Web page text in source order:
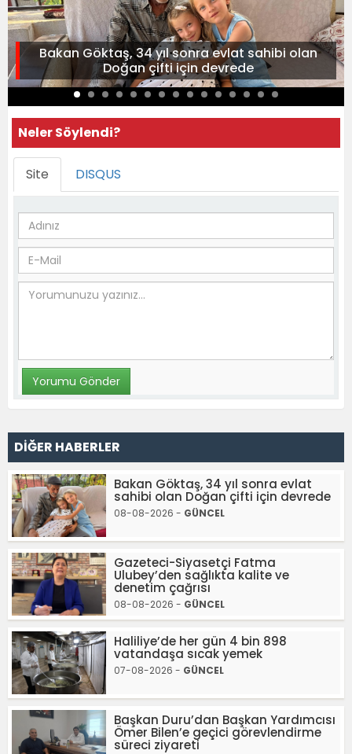
Bakan Göktaş, 34 yıl sonra evlat sahibi olan
Doğan çifti için devrede
Neler Söylendi?
Site DISQUS
DİĞER HABERLER
Bakan Göktaş, 34 yıl sonra evlat
sahibi olan Doğan çifti için devrede
08-08-2026 - GÜNCEL
Gazeteci-Siyasetçi Fatma
Ulubey’den sağlıkta kalite ve
denetim çağrısı
08-08-2026 - GÜNCEL
Haliliye’de her gün 4 bin 898
vatandaşa sıcak yemek
07-08-2026 - GÜNCEL
Başkan Duru’dan Başkan Yardımcısı
Ömer Bilen’e geçici görevlendirme
süreci ziyareti